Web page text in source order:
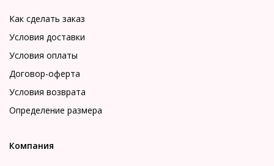
Как сделать заказ
Условия доставки
Условия оплаты
Договор-оферта
Условия возврата
Определение размера
Компания